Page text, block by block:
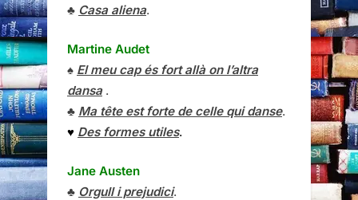
♣ Casa aliena.
Martine Audet
♠ El meu cap és fort allà on l’altra
dansa.
♣ Ma tête est forte de celle qui danse.
♥ Des formes utiles.
Jane Austen
♣ Orgull i prejudici.